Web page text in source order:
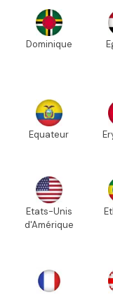
Dominique
Equateur
Etats-Unis
d'Amérique